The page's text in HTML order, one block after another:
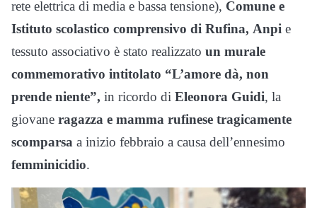
rete elettrica di media e bassa tensione), Comune e
Istituto scolastico comprensivo di Rufina, Anpi e
tessuto associativo è stato realizzato un murale
commemorativo intitolato “L’amore dà, non
prende niente”, in ricordo di Eleonora Guidi, la
giovane ragazza e mamma rufinese tragicamente
scomparsa a inizio febbraio a causa dell’ennesimo
femminicidio.